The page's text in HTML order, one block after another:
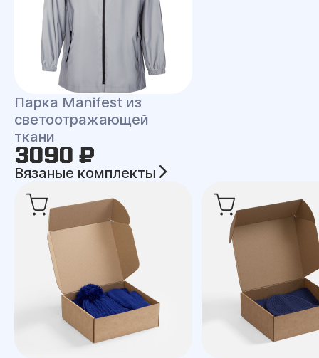
Парка Manifest из
светоотражающей
ткани
3090 ₽
Вязаные комплекты